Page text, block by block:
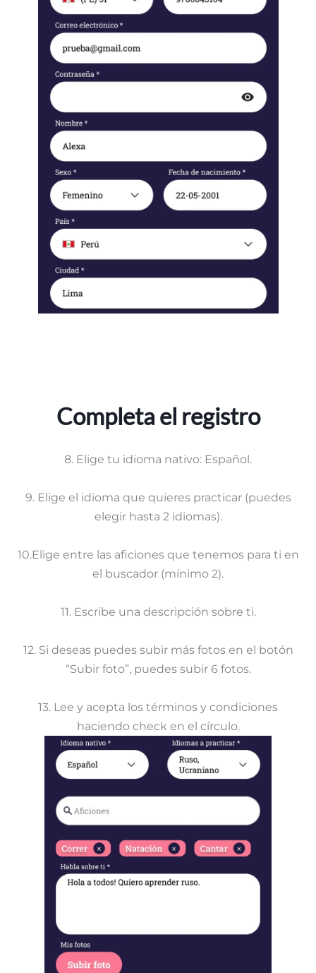
Completa el registro
8. Elige tu idioma nativo: Español.
9. Elige el idioma que quieres practicar (puedes
elegir hasta 2 idiomas).
10.Elige entre las aficiones que tenemos para ti en
el buscador (mínimo 2).
11. Escribe una descripción sobre ti.
12. Si deseas puedes subir más fotos en el botón
“Subir foto”, puedes subir 6 fotos.
13. Lee y acepta los términos y condiciones
haciendo check en el círculo.